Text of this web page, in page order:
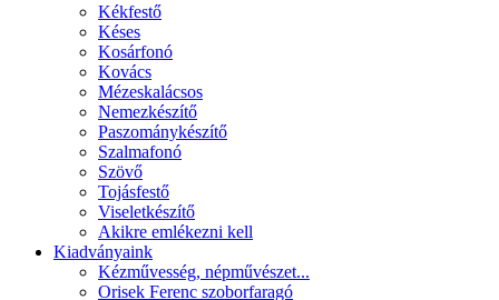
Kékfestő
Késes
Kosárfonó
Kovács
Mézeskalácsos
Nemezkészítő
Paszománykészítő
Szalmafonó
Szövő
Tojásfestő
Viseletkészítő
Akikre emlékezni kell
Kiadványaink
Kézművesség, népművészet...
Orisek Ferenc szoborfaragó